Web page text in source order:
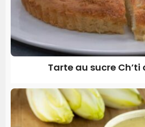
Tarte au sucre Ch’ti